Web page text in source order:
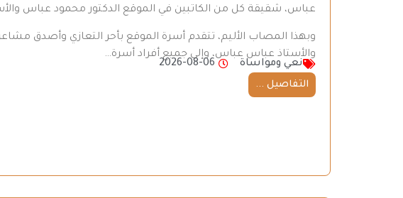
عباس، شقيقة كل من الكاتبين في الموقع الدكتور محمود عباس
وبهذا المصاب الأليم، تتقدم أسرة الموقع بأحر التعازي وأصدق
والأستاذ عباس عباس، وإلى جميع أفراد أسرة…
نعي ومواساة
2026-08-06
التفاصيل ...